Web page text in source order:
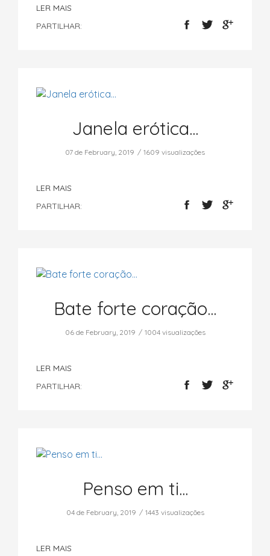
LER MAIS
PARTILHAR:
Janela erótica...
07 de February, 2019 1609 visualizações
LER MAIS
PARTILHAR:
Bate forte coração...
06 de February, 2019 1004 visualizações
LER MAIS
PARTILHAR:
Penso em ti...
04 de February, 2019 1443 visualizações
LER MAIS